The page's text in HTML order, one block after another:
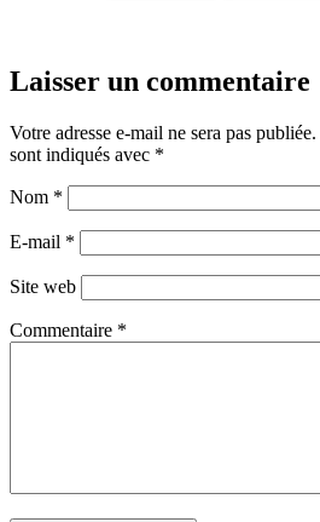
Laisser un commentaire
Votre adresse e-mail ne sera pas publiée.
sont indiqués avec *
Nom *
E-mail *
Site web
Commentaire *